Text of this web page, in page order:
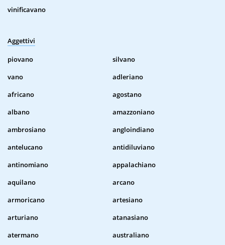
vinificavano
Aggettivi
piovano
silvano
vano
adleriano
africano
agostano
albano
amazzoniano
ambrosiano
angloindiano
antelucano
antidiluviano
antinomiano
appalachiano
aquilano
arcano
armoricano
artesiano
arturiano
atanasiano
atermano
australiano